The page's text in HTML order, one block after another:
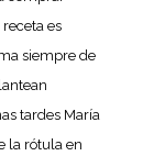
es
siempre de
tardes María
la rótula en